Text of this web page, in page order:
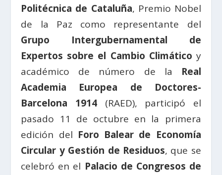
Politécnica de Cataluña, Premio Nobel
de la Paz como representante del
Grupo Intergubernamental de
Expertos sobre el Cambio Climático y
académico de número de la Real
Academia Europea de Doctores-
Barcelona 1914(RAED), participó el
pasado 11 de octubre en la primera
edición del Foro Balear de Economía
Circular y Gestión de Residuos, que se
celebró en el Palacio de Congresos de